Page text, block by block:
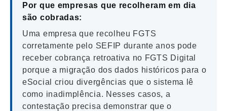
Por que empresas que recolheram em dia
são cobradas:
Uma empresa que recolheu FGTS
corretamente pelo SEFIP durante anos pode
receber cobrança retroativa no FGTS Digital
porque a migração dos dados históricos para o
eSocial criou divergências que o sistema lê
como inadimplência. Nesses casos, a
contestação precisa demonstrar que o